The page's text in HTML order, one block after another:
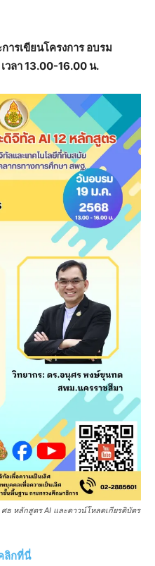
ารเขียนโครงการ อบรม
วลา 13.00-16.00 น.
ธ หลักสูตร AI และดาวน์โหลดเกียรติบัตร
ลิกที่นี่